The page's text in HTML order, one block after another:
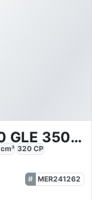
Mercedes-Benz GLE 350 GLE 350de 4M AMG
cm³ 320 CP
MER241262